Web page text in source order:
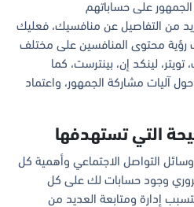
على حساباتهم
من التفاصيل عن منافسيك، فعليك
رؤية محتوى المنافسين على مختلف
لينكد إن، بينترست، كما
آليات مشاركة الجمهور، واعتماد
التواصل الاجتماعي وأهمية كل
وجود حسابات لك على كل
إدارة ومتابعة العديد من